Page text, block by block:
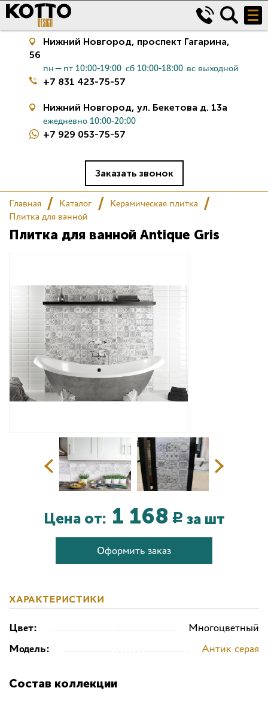
Керамическая плитка
Салон
Сертификаты
Комплекс услуг
Контакты
Нижний Новгород, проспект Гагарина,
56
пн—пт 10:00-19:00 сб 10:00-18:00 вс выходной
+7 831 423-75-57
Нижний Новгород, ул. Бекетова д. 13а
ежедневно 10:00-20:00
+7 929 053-75-57
Заказать звонок
Главная Каталог
Керамическая плитка
Плитка для ванной
Плитка для ванной Antique Gris
Цена от: 1 168 Р за шт
Оформить заказ
ХАРАКТЕРИСТИКИ
Цвет:
Многоцветный
Модель:
Антик серая
Состав коллекции